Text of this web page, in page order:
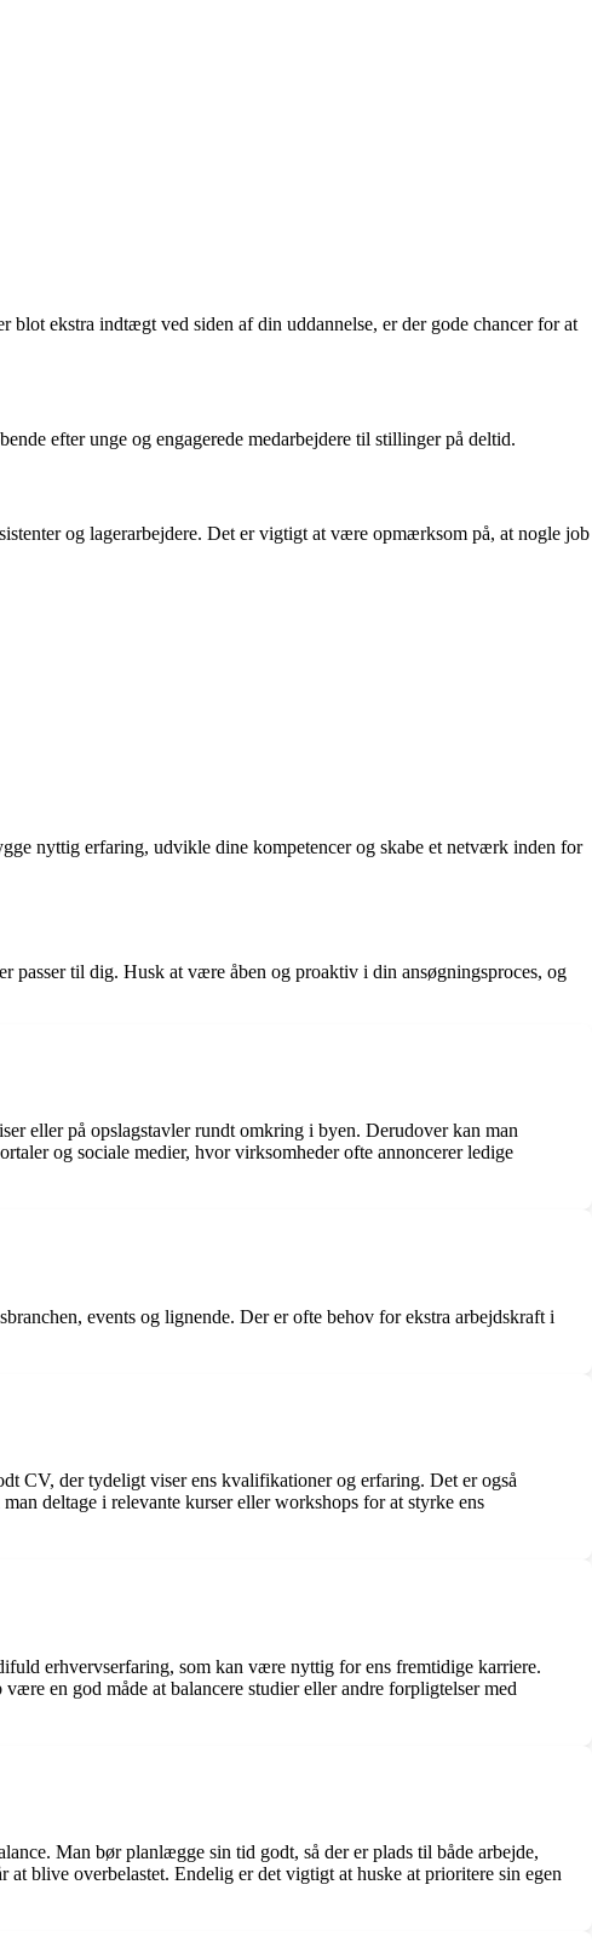
ekstra indtægt ved siden af din uddannelse, er der gode chancer for at
efter unge og engagerede medarbejdere til stillinger på deltid.
og lagerarbejdere. Det er vigtigt at være opmærksom på, at nogle job
nyttig erfaring, udvikle dine kompetencer og skabe et netværk inden for
passer til dig. Husk at være åben og proaktiv i din ansøgningsproces, og
eller på opslagstavler rundt omkring i byen. Derudover kan man
og sociale medier, hvor virksomheder ofte annoncerer ledige
events og lignende. Der er ofte behov for ekstra arbejdskraft i
CV, der tydeligt viser ens kvalifikationer og erfaring. Det er også
deltage i relevante kurser eller workshops for at styrke ens
erhvervserfaring, som kan være nyttig for ens fremtidige karriere.
en god måde at balancere studier eller andre forpligtelser med
Man bør planlægge sin tid godt, så der er plads til både arbejde,
blive overbelastet. Endelig er det vigtigt at huske at prioritere sin egen